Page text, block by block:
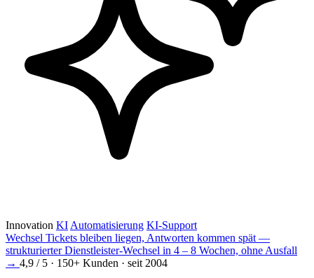
Innovation KI Automatisierung KI-Support
Wechsel Tickets bleiben liegen, Antworten kommen spät —
strukturierter Dienstleister-Wechsel in 4 – 8 Wochen, ohne Ausfall
→ 4,9 / 5 · 150+ Kunden · seit 2004